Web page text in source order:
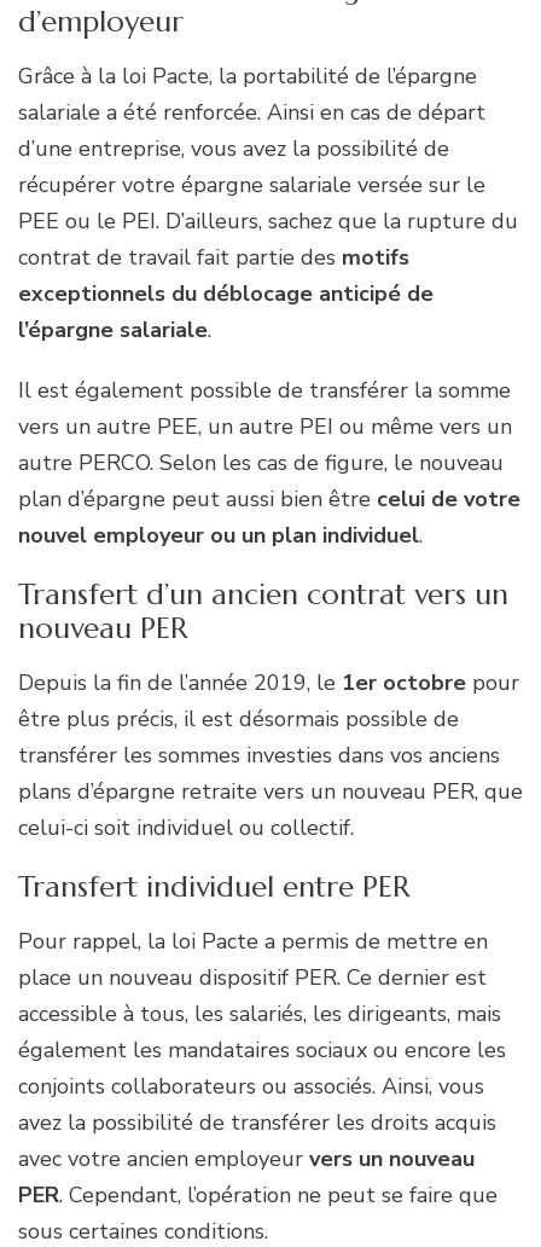
d’employeur
Grâce à la loi Pacte, la portabilité de l’épargne
salariale a été renforcée. Ainsi en cas de départ
d’une entreprise, vous avez la possibilité de
récupérer votre épargne salariale versée sur le
PEE ou le PEI. D’ailleurs, sachez que la rupture du
contrat de travail fait partie des motifs
exceptionnels du déblocage anticipé de
l’épargne salariale.
Il est également possible de transférer la somme
vers un autre PEE, un autre PEI ou même vers un
autre PERCO. Selon les cas de figure, le nouveau
plan d’épargne peut aussi bien être celui de votre
nouvel employeur ou un plan individuel.
Transfert d’un ancien contrat vers un
nouveau PER
Depuis la fin de l’année 2019, le 1er octobre pour
être plus précis, il est désormais possible de
transférer les sommes investies dans vos anciens
plans d’épargne retraite vers un nouveau PER, que
celui-ci soit individuel ou collectif.
Transfert individuel entre PER
Pour rappel, la loi Pacte a permis de mettre en
place un nouveau dispositif PER. Ce dernier est
accessible à tous, les salariés, les dirigeants, mais
également les mandataires sociaux ou encore les
conjoints collaborateurs ou associés. Ainsi, vous
avez la possibilité de transférer les droits acquis
avec votre ancien employeur vers un nouveau
PER. Cependant, l’opération ne peut se faire que
sous certaines conditions.